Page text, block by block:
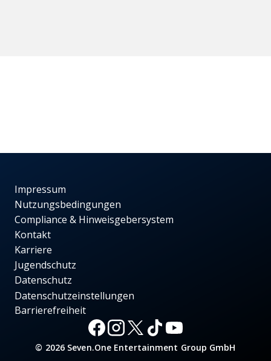
Impressum
Nutzungsbedingungen
Compliance & Hinweisgebersystem
Kontakt
Karriere
Jugendschutz
Datenschutz
Datenschutzeinstellungen
Barrierefreiheit
© 2026 Seven.One Entertainment Group GmbH